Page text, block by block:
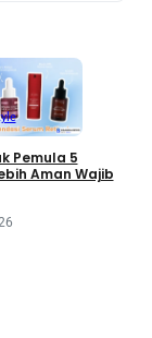
Pemula 5
Aman Wajib